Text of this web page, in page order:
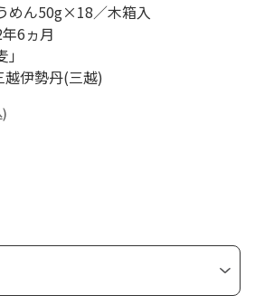
めん50g×18／木箱入
6ヵ月
」
伊勢丹(三越)